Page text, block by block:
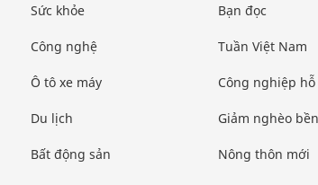
Sức khỏe
Công nghệ
Ô tô xe máy
Du lịch
Bất động sản
Bạn đọc
Tuần Việt Nam
Công nghiệp
Giảm nghèo
Nông thôn mới